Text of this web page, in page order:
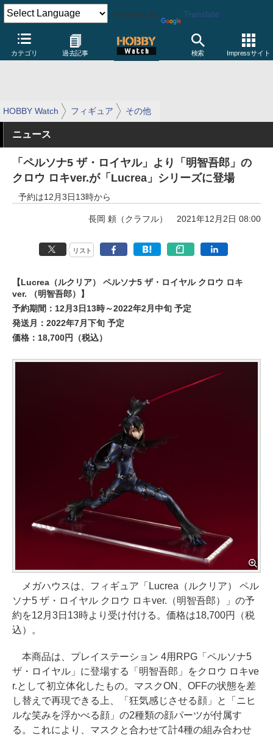
Powered by Translate
カテゴリ 過去記事 検索 Impressサイト
HOBBY Watch フィギュア その他
ニュース
「ペルソナ5 ザ・ロイヤル」より「明智吾郎」の
クロウ ロキver.が「Lucrea」シリーズに登場
予約は12月3日13時から
長岡 頼（クラフル） 2021年12月2日 08:00
リスト
【Lucrea（ルクリア） ペルソナ5 ザ・ロイヤル クロウ ロキ
ver. （明智吾郎）】
予約期間：12月3日13時～2022年2月中旬 予定
発送月：2022年7月下旬 予定
価格：18,700円（税込）
メガハウスは、フィギュア「Lucrea（ルクリア） ペル
ソナ5 ザ・ロイヤル クロウ ロキver.（明智吾郎）」の予
約を12月3日13時より受け付ける。価格は18,700円（税
込）。
本商品は、プレイステーション 4用RPG「ペルソナ5
ザ・ロイヤル」に登場する「明智吾郎」をクロウ ロキve
r.として初立体化したもの。マスクON、OFFの状態を差
し替えで再現できる上、「狂気感じさせる顔」と「ニヒ
ルな笑みを浮かべる顔」の2種類の顔パーツが付属す
る。これにより、マスクと合わせて計4種の組み合わせ